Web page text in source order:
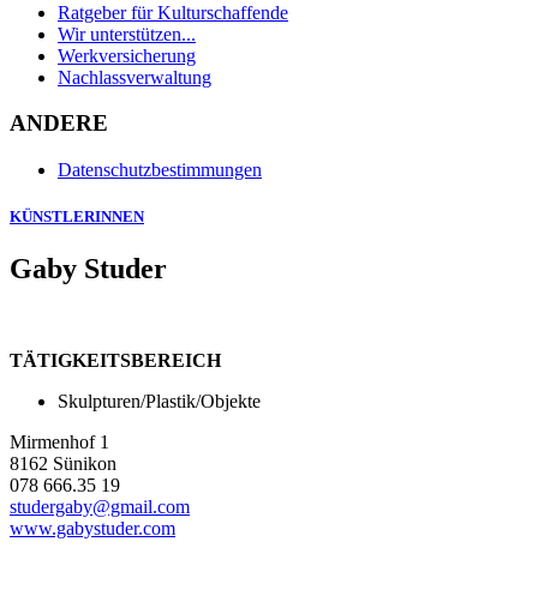
Ratgeber für Kulturschaffende
Wir unterstützen...
Werkversicherung
Nachlassverwaltung
ANDERE
Datenschutzbestimmungen
KÜNSTLERINNEN
Gaby Studer
TÄTIGKEITSBEREICH
Skulpturen/Plastik/Objekte
Mirmenhof 1
8162 Sünikon
078 666.35 19
studergaby@gmail.com
www.gabystuder.com